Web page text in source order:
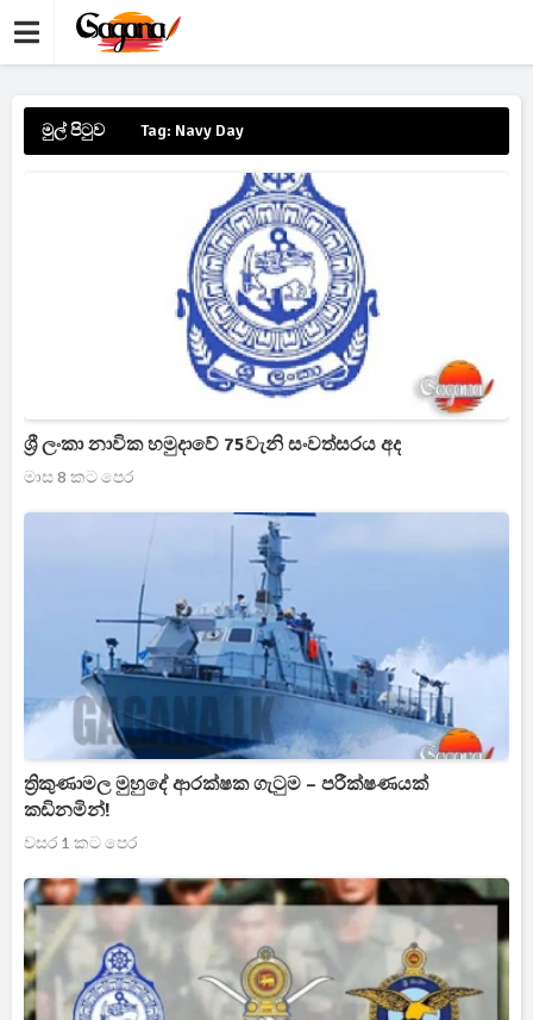
මුල් පිටුව Tag: Navy Day
ශ්‍රී ලංකා නාවික හමුදාවේ 75වැනි සංවත්සරය අද
මාස 8 කට පෙර
ත්‍රිකුණාමල මුහුදේ ආරක්ෂක ගැටුම – පරීක්ෂණයක්
කඩිනමින්!
වසර 1 කට පෙර